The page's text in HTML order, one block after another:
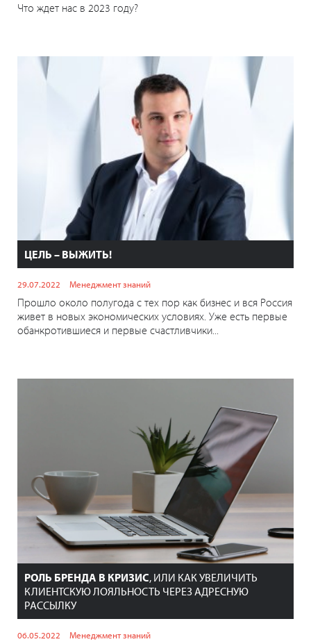
Что ждет нас в 2023 году?
ЦЕЛЬ – ВЫЖИТЬ!
29.07.2022 Менеджмент знаний
Прошло около полугода с тех пор как бизнес и вся Россия
живет в новых экономических условиях. Уже есть первые
обанкротившиеся и первые счастливчики...
РОЛЬ БРЕНДА В КРИЗИС, ИЛИ КАК УВЕЛИЧИТЬ
КЛИЕНТСКУЮ ЛОЯЛЬНОСТЬ ЧЕРЕЗ АДРЕСНУЮ
РАССЫЛКУ
06.05.2022 Менеджмент знаний